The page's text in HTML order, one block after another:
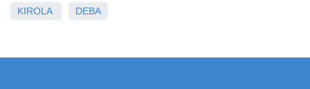
KIROLA DEBA